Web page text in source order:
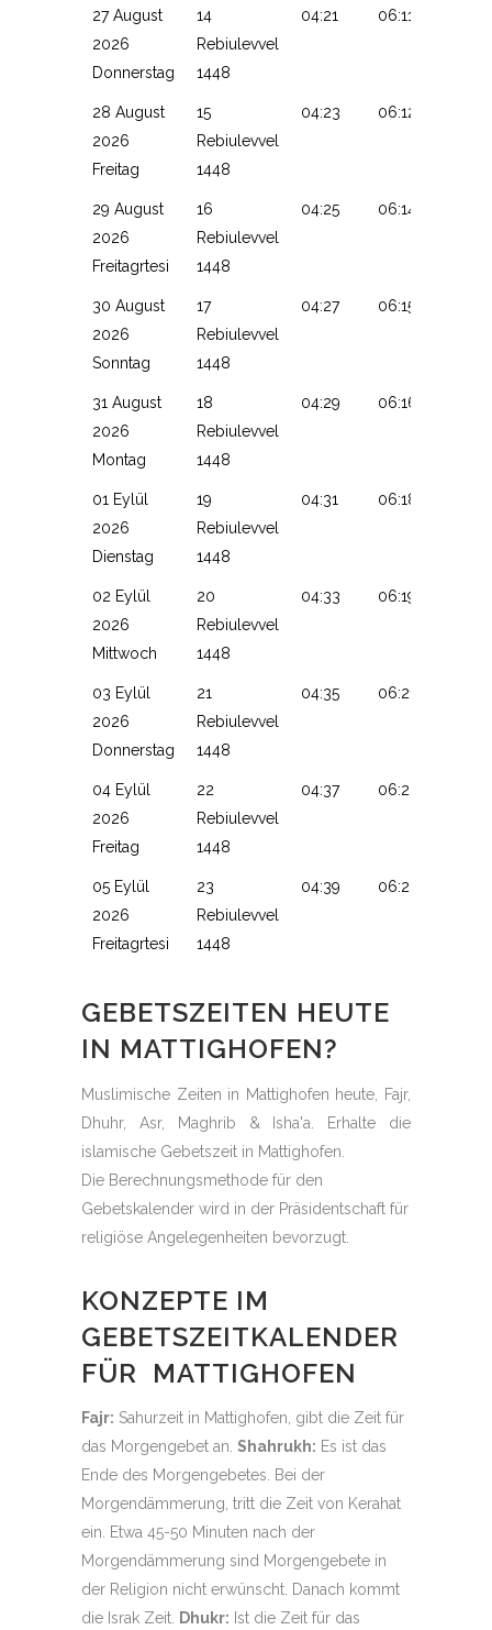
27 August
2026
Donnerstag
14
Rebiulevvel
1448
04:21 06:11
28 August
2026
Freitag
15
Rebiulevvel
1448
04:23 06:12
29 August
2026
Freitagrtesi
16
Rebiulevvel
1448
04:25 06:14
30 August
2026
Sonntag
17
Rebiulevvel
1448
04:27 06:15
31 August
2026
Montag
18
Rebiulevvel
1448
04:29 06:16
01 Eylül
2026
Dienstag
19
Rebiulevvel
1448
04:31 06:18
02 Eylül
2026
Mittwoch
20
Rebiulevvel
1448
04:33 06:19
03 Eylül
2026
Donnerstag
21
Rebiulevvel
1448
04:35 06:21
04 Eylül
2026
Freitag
22
Rebiulevvel
1448
04:37 06:22
05 Eylül
2026
Freitagrtesi
23
Rebiulevvel
1448
04:39 06:23
GEBETSZEITEN HEUTE
IN MATTIGHOFEN?
Muslimische Zeiten in Mattighofen heute, Fajr,
Dhuhr, Asr, Maghrib & Isha'a. Erhalte die
islamische Gebetszeit in Mattighofen.
Die Berechnungsmethode für den
Gebetskalender wird in der Präsidentschaft für
religiöse Angelegenheiten bevorzugt.
KONZEPTE IM
GEBETSZEITKALENDER
FÜR MATTIGHOFEN
Fajr: Sahurzeit in Mattighofen, gibt die Zeit für
das Morgengebet an. Shahrukh: Es ist das
Ende des Morgengebetes. Bei der
Morgendämmerung, tritt die Zeit von Kerahat
ein. Etwa 45-50 Minuten nach der
Morgendämmerung sind Morgengebete in
der Religion nicht erwünscht. Danach kommt
die Israk Zeit.
Dhukr: Ist die Zeit für das